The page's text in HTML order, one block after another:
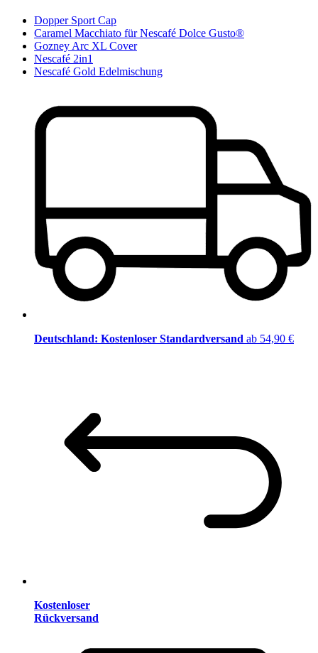
Dopper Sport Cap
Caramel Macchiato für Nescafé Dolce Gusto®
Gozney Arc XL Cover
Nescafé 2in1
Nescafé Gold Edelmischung
Deutschland: Kostenloser Standardversand ab 54,90 €
Kostenloser
Rückversand